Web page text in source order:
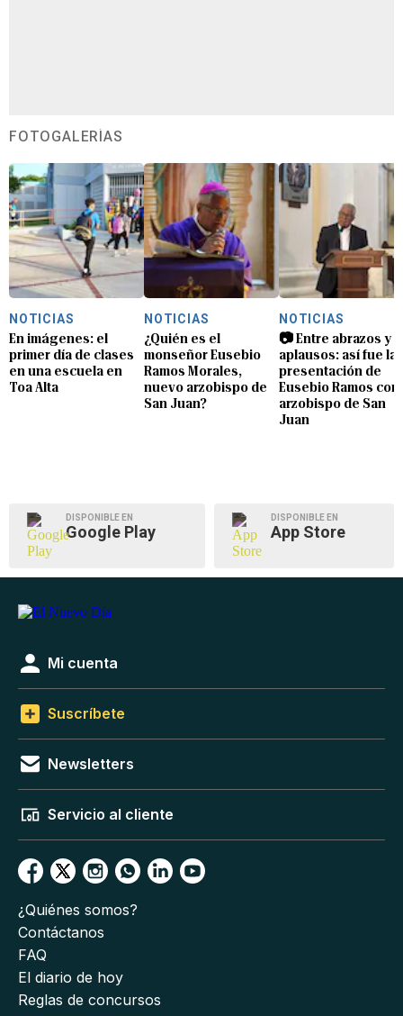
FOTOGALERÍAS
NOTICIAS
En imágenes: el
primer día de clases
en una escuela en
Toa Alta
NOTICIAS
¿Quién es el
monseñor Eusebio
Ramos Morales,
nuevo arzobispo de
San Juan?
NOTICIAS
📷 Entre abrazos y
aplausos: así fue la
presentación de
Eusebio Ramos
arzobispo de San
Juan
DISPONIBLE EN
Google Play
DISPONIBLE EN
App Store
Mi cuenta
Suscríbete
Newsletters
Servicio al cliente
¿Quiénes somos?
Contáctanos
FAQ
El diario de hoy
Reglas de concursos